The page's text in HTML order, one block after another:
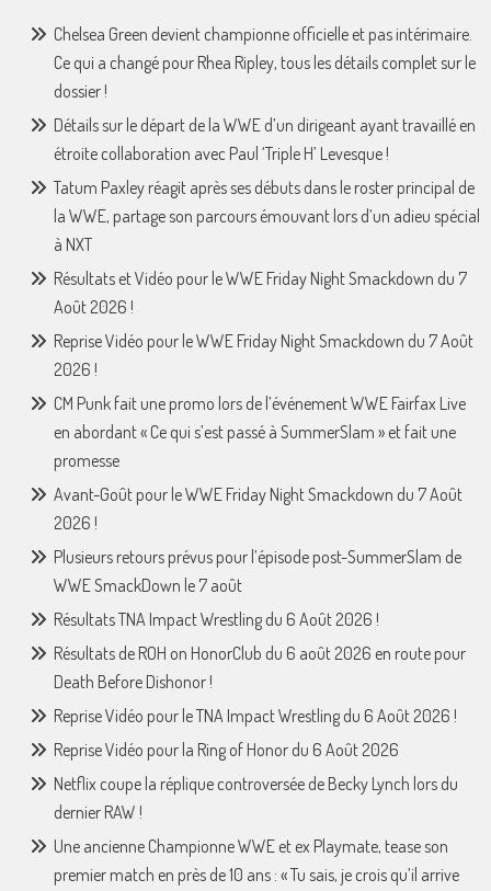
Chelsea Green devient championne officielle et pas intérimaire.
Ce qui a changé pour Rhea Ripley, tous les détails complet sur le
dossier !
Détails sur le départ de la WWE d’un dirigeant ayant travaillé en
étroite collaboration avec Paul ‘Triple H’ Levesque !
Tatum Paxley réagit après ses débuts dans le roster principal de
la WWE, partage son parcours émouvant lors d’un adieu spécial
à NXT
Résultats et Vidéo pour le WWE Friday Night Smackdown du 7
Août 2026 !
Reprise Vidéo pour le WWE Friday Night Smackdown du 7 Août
2026 !
CM Punk fait une promo lors de l’événement WWE Fairfax Live
en abordant « Ce qui s’est passé à SummerSlam » et fait une
promesse
Avant-Goût pour le WWE Friday Night Smackdown du 7 Août
2026 !
Plusieurs retours prévus pour l’épisode post-SummerSlam de
WWE SmackDown le 7 août
Résultats TNA Impact Wrestling du 6 Août 2026 !
Résultats de ROH on HonorClub du 6 août 2026 en route pour
Death Before Dishonor !
Reprise Vidéo pour le TNA Impact Wrestling du 6 Août 2026 !
Reprise Vidéo pour la Ring of Honor du 6 Août 2026
Netflix coupe la réplique controversée de Becky Lynch lors du
dernier RAW !
Une ancienne Championne WWE et ex Playmate, tease son
premier match en près de 10 ans : « Tu sais, je crois qu’il arrive